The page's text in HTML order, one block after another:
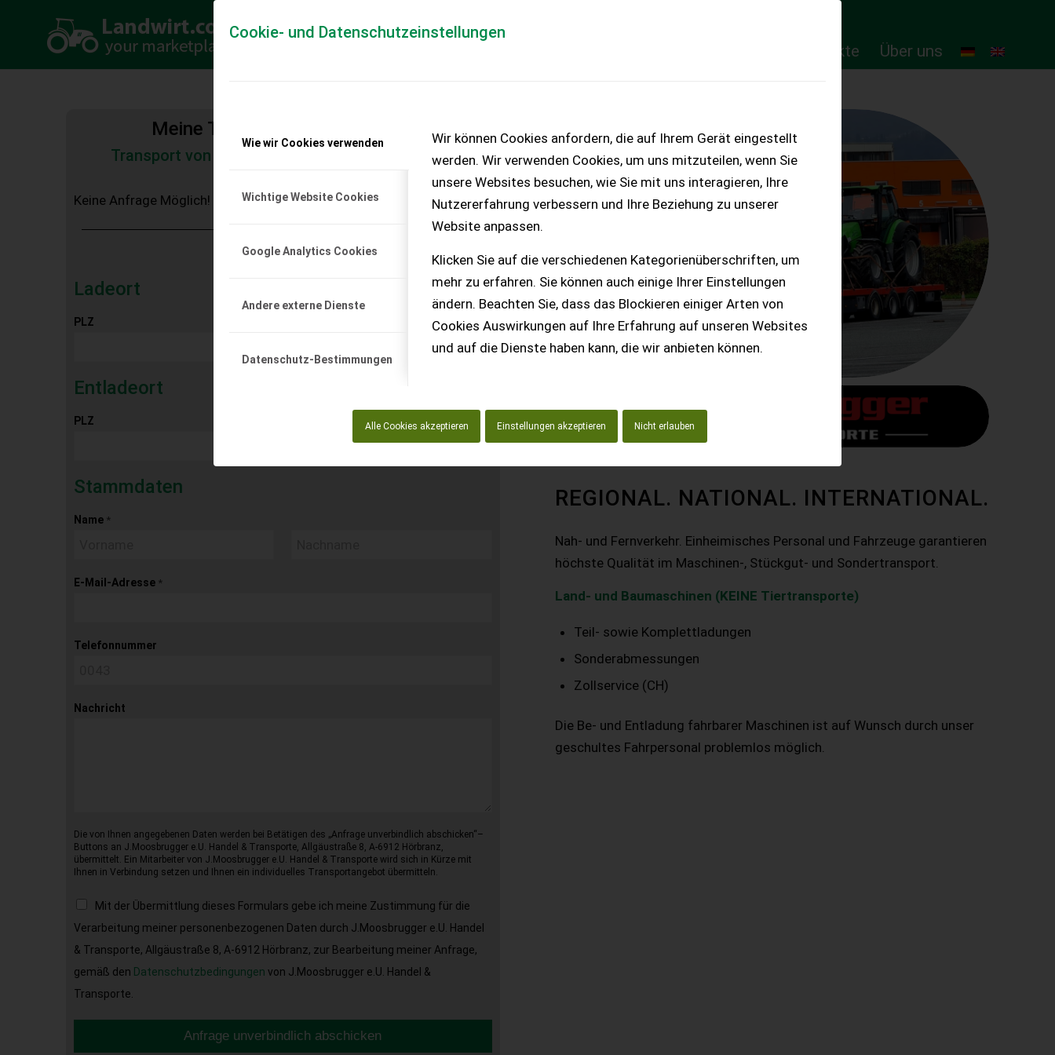
Cookie- und Datenschutzeinstellungen
Wie wir Cookies verwenden
Wichtige Website Cookies
Google Analytics Cookies
Andere externe Dienste
Datenschutz-Bestimmungen
Wir können Cookies anfordern, die auf Ihrem Gerät eingestellt
werden. Wir verwenden Cookies, um uns mitzuteilen, wenn Sie
unsere Websites besuchen, wie Sie mit uns interagieren, Ihre
Nutzererfahrung verbessern und Ihre Beziehung zu unserer
Website anpassen.
Klicken Sie auf die verschiedenen Kategorienüberschriften, um
mehr zu erfahren. Sie können auch einige Ihrer Einstellungen
ändern. Beachten Sie, dass das Blockieren einiger Arten von
Cookies Auswirkungen auf Ihre Erfahrung auf unseren Websites
und auf die Dienste haben kann, die wir anbieten können.
Alle Cookies akzeptieren Einstellungen akzeptieren Nicht erlauben
Online-Produkte Über uns
Meine Transportkostenanfrage
Transport von Land- und Baumaschinen – KEINE
Keine Anfrage Möglich!
Ladeort
PLZ
Entladeort
PLZ
Stammdaten
Name *
E-Mail-Adresse *
Telefonnummer
Nachricht
Die von Ihnen angegebenen Daten werden bei Betätigen des „Anfrage unverbindlich abschicken“–
Buttons an J.Moosbrugger e.U. Handel & Transporte, Allgäustraße 8, A-6912 Hörbranz,
übermittelt. Ein Mitarbeiter von J.Moosbrugger e.U. Handel & Transporte wird sich in Kürze mit
Ihnen in Verbindung setzen und Ihnen ein individuelles Transportangebot übermitteln.
Mit der Übermittlung dieses Formulars gebe ich meine Zustimmung für die
Verarbeitung meiner personenbezogenen Daten durch J.Moosbrugger e.U. Handel
& Transporte, Allgäustraße 8, A-6912 Hörbranz, zur Bearbeitung meiner Anfrage,
gemäß den Datenschutzbedingungen von J.Moosbrugger e.U. Handel &
Transporte.
Anfrage unverbindlich abschicken
REGIONAL. NATIONAL. INTERNATIONAL.
Nah- und Fernverkehr. Einheimisches Personal und Fahrzeuge garantieren
höchste Qualität im Maschinen-, Stückgut- und Sondertransport.
Land- und Baumaschinen (KEINE Tiertransporte)
Teil- sowie Komplettladungen
Sonderabmessungen
Zollservice (CH)
Die Be- und Entladung fahrbarer Maschinen ist auf Wunsch durch unser
geschultes Fahrpersonal problemlos möglich.